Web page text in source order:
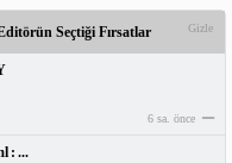
Seçtiği Fırsatlar Gizle
6 sa. önce
: ...